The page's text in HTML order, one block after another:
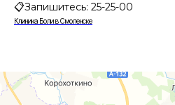
📋Запишитесь: 25-25-00
Клиника Боли в Смоленске
ул. Рыленкова, 11 Б
ул. Рыленкова, 40
пр-д Трамвайный, 6
ул. Рокоссовского, 65
г. Одинцово